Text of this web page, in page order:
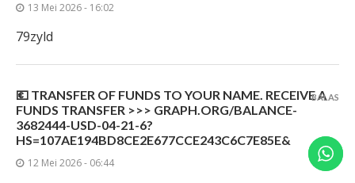
13 Mei 2026 - 16:02
79zyld
💶 TRANSFER OF FUNDS TO YOUR NAME. RECEIVE A
FUNDS TRANSFER >>> GRAPH.ORG/BALANCE-
3682444-USD-04-21-6?
HS=107AE194BD8CE2E677CCE243C6C7E85E&
12 Mei 2026 - 06:44
BALAS